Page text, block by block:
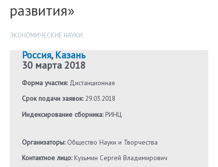
развития»
ЭКОНОМИЧЕСКИЕ НАУКИ
Россия,Казань
30 марта 2018
Форма участия:Дистанционная
Срок подачи заявок:29.03.2018
Индексирование сборника:РИНЦ
Организаторы:Общество Науки и Творчества
Контактное лицо:Кузьмин Сергей Владимирович